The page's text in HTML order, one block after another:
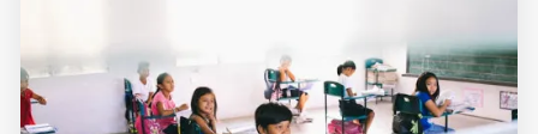
5 Günde İngilizce